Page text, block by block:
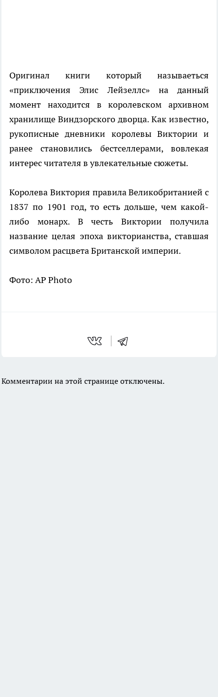
Оригинал книги который называеться
«приключения Элис Лейзеллс» на данный
момент находится в королевском архивном
хранилище Виндзорского дворца. Как известно,
рукописные дневники королевы Виктории и
ранее становились бестселлерами, вовлекая
интерес читателя в увлекательные сюжеты.
Королева Виктория правила Великобританией с
1837 по 1901 год, то есть дольше, чем какой-
либо монарх. В честь Виктории получила
название целая эпоха викторианства, ставшая
символом расцвета Британской империи.
Фото: AP Photo
Комментарии на этой странице отключены.